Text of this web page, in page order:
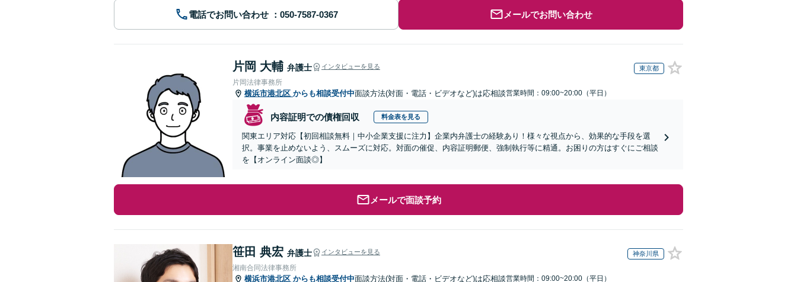
電話でお問い合わせ メールでお問い合わせ
片岡 大輔 弁護士 インタビューを見る 東京都
片岡法律事務所
横浜市港北区 からも相談受付中面談方法(対面・電話・ビデオなど)は応相談営業時間：09:00~20:00（平日）
内容証明での債権回収 料金表を見る
関東エリア対応【初回相談無料｜中小企業支援に注力】企業内弁護士の経験あり！様々な視点から、効果的な手段を選
択。事業を止めないよう、スムーズに対応。対面の催促、内容証明郵便、強制執行等に精通。お困りの方はすぐにご相談
を【オンライン面談◎】
メールで面談予約
笹田 典宏 弁護士 インタビューを見る 神奈川県
湘南合同法律事務所
横浜市港北区 からも相談受付中面談方法(対面・電話・ビデオなど)は応相談営業時間：09:00~20:00（平日）